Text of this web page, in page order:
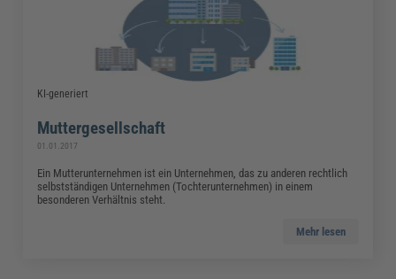
KI-generiert
Muttergesellschaft
01.01.2017
Ein Mutterunternehmen ist ein Unternehmen, das zu anderen rechtlich
selbstständigen Unternehmen (Tochterunternehmen) in einem
besonderen Verhältnis steht.
Mehr lesen